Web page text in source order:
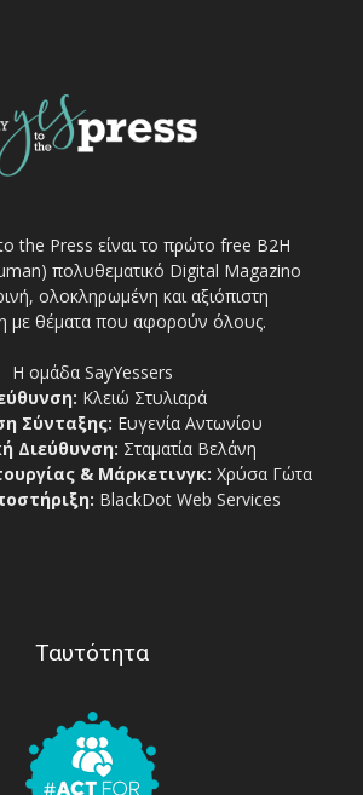
the Press είναι το πρώτο free Β2Η
πολυθεματικό Digital Magazino
ολοκληρωμένη και αξιόπιστη
με θέματα που αφορούν όλους.
Η ομάδα SayYessers
Κλειώ Στυλιαρά
Σύνταξης: Ευγενία Αντωνίου
Διεύθυνση: Σταματία Βελάνη
& Μάρκετινγκ: Χρύσα Γώτα
BlackDot Web Services
Ταυτότητα